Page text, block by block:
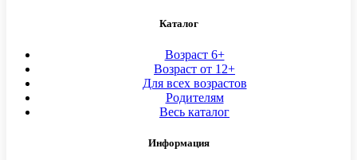
Каталог
Возраст 6+
Возраст от 12+
Для всех возрастов
Родителям
Весь каталог
Информация